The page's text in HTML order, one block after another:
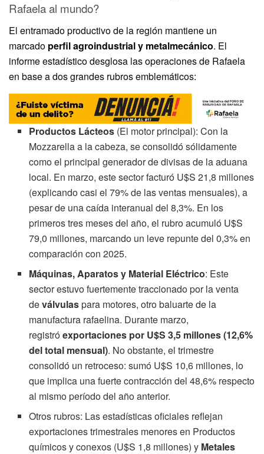
Rafaela al mundo?
El entramado productivo de la región mantiene un
marcado perfil agroindustrial y metalmecánico. El
informe estadístico desglosa las operaciones de Rafaela
en base a dos grandes rubros emblemáticos:
Productos Lácteos (El motor principal): Con la
Mozzarella a la cabeza, se consolidó sólidamente
como el principal generador de divisas de la aduana
local. En marzo, este sector facturó U$S 21,8 millones
(explicando casi el 79% de las ventas mensuales), a
pesar de una caída interanual del 8,3%. En los
primeros tres meses del año, el rubro acumuló U$S
79,0 millones, marcando un leve repunte del 0,3% en
comparación con 2025.
Máquinas, Aparatos y Material Eléctrico: Este
sector estuvo fuertemente traccionado por la venta
deválvulaspara motores, otro baluarte de la
manufactura rafaelina. Durante marzo,
registróexportaciones por U$S 3,5 millones (12,6%
del total mensual). No obstante, el trimestre
consolidó un retroceso: sumó U$S 10,6 millones, lo
que implica una fuerte contracción del 48,6% respecto
al mismo período del año anterior.
Otros rubros: Las estadísticas oficiales reflejan
exportaciones trimestrales menores en Productos
químicos y conexos (U$S 1,8 millones) y Metales